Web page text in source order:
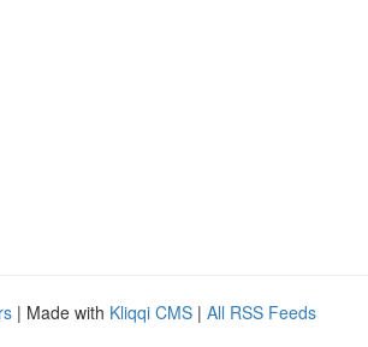
| Made with Kliqqi CMS | All RSS Feeds